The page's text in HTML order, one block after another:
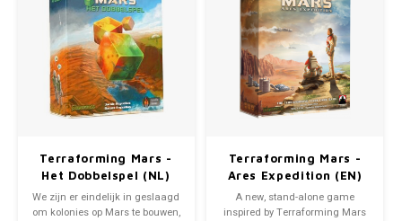
Terraforming Mars -
Het Dobbelspel (NL)
We zijn er eindelijk in geslaagd
om kolonies op Mars te bouwen,
Terraforming Mars -
Ares Expedition (EN)
A new, stand-alone game
inspired by Terraforming Mars